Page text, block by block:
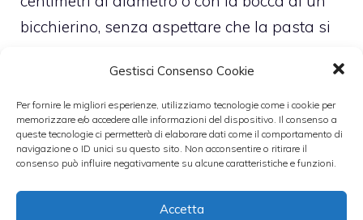
Gestisci Consenso Cookie
Per fornire le migliori esperienze, utilizziamo tecnologie come i cookie per
memorizzare e/o accedere alle informazioni del dispositivo. Il consenso a
queste tecnologie ci permetterà di elaborare dati come il comportamento di
navigazione o ID unici su questo sito. Non acconsentire o ritirare il
consenso può influire negativamente su alcune caratteristiche e funzioni.
Accetta
bicchierino, senza aspettare che la pasta si
dei quali si dispone un pezzetto del
composto, grosso come una nocciola.
Si ripiega il disco su se stesso in modo da
con le dita e poi si ravvicinano e